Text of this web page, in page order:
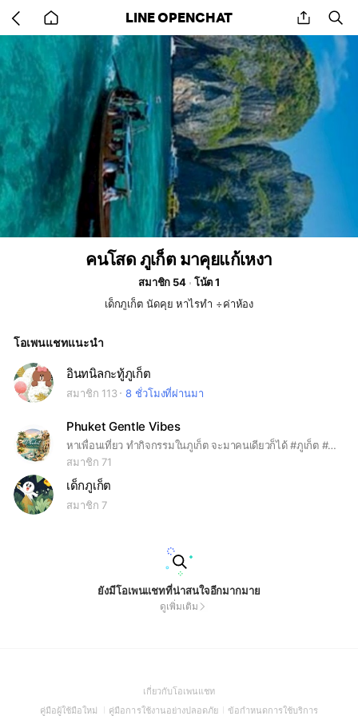
back
to
home
LINE OPENCHAT share
คนโสด ภูเก็ต มาคุยแก้เหงา
สมาชิก 54
โน้ต 1
เด็กภูเก็ต นัดคุย หาไรทำ ÷ค่าห้อง
โอเพนแชทแนะนำ
อินทนิลกะทู้ภูเก็ต
สมาชิก 113 8 ชั่วโมงที่ผ่านมา
Phuket Gentle Vibes
หาเพื่อนเที่ยว ทำกิจกรรมในภูเก็ต จะมาคนเดียวก็ได้ #ภูเก็ต #หาเพื่อน #Phuket
สมาชิก 71
เด็กภูเก็ต
สมาชิก 7
ยังมีโอเพนแชทที่น่าสนใจอีกมากมาย
ดูเพิ่มเติม
เกี่ยวกับโอเพนแชท(Open
in
คู่มือผู้ใช้มือใหม่ (Open
คู่มือการใช้งานอย่างปลอดภัย(Open
ข้อกำหนดการใช้บริการ(Open